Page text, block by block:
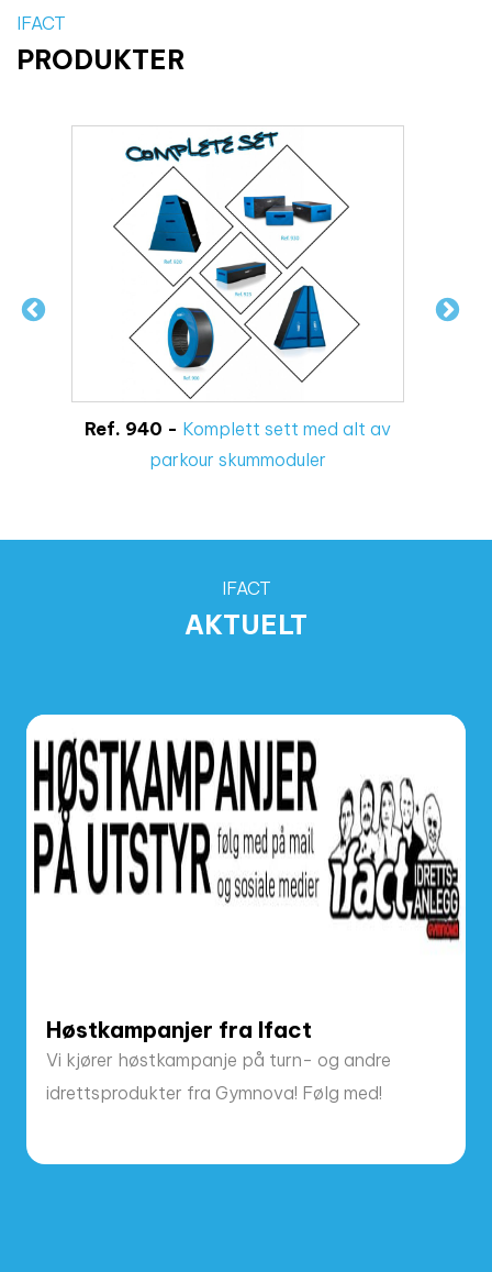
IFACT
PRODUKTER
Ref. 940 - Komplett sett med alt av
parkour skummoduler
IFACT
AKTUELT
Høstkampanjer fra Ifact
Vi kjører høstkampanje på turn- og andre
idrettsprodukter fra Gymnova! Følg med!